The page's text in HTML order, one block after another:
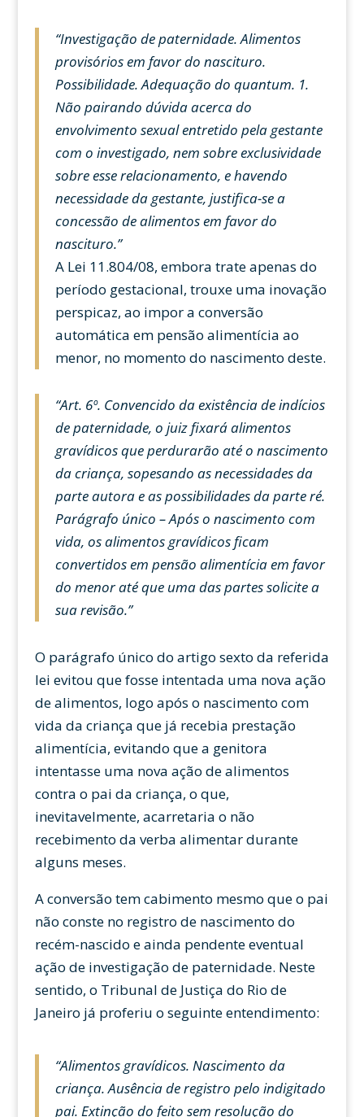
“Investigação de paternidade. Alimentos
provisórios em favor do nascituro.
Possibilidade. Adequação do quantum. 1.
Não pairando dúvida acerca do
envolvimento sexual entretido pela gestante
com o investigado, nem sobre exclusividade
sobre esse relacionamento, e havendo
necessidade da gestante, justifica-se a
concessão de alimentos em favor do
nascituro.”
A Lei 11.804/08, embora trate apenas do
período gestacional, trouxe uma inovação
perspicaz, ao impor a conversão
automática em pensão alimentícia ao
menor, no momento do nascimento deste.
“Art. 6º. Convencido da existência de indícios
de paternidade, o juiz fixará alimentos
gravídicos que perdurarão até o nascimento
da criança, sopesando as necessidades da
parte autora e as possibilidades da parte ré.
Parágrafo único – Após o nascimento com
vida, os alimentos gravídicos ficam
convertidos em pensão alimentícia em favor
do menor até que uma das partes solicite a
sua revisão.”
O parágrafo único do artigo sexto da referida
lei evitou que fosse intentada uma nova ação
de alimentos, logo após o nascimento com
vida da criança que já recebia prestação
alimentícia, evitando que a genitora
intentasse uma nova ação de alimentos
contra o pai da criança, o que,
inevitavelmente, acarretaria o não
recebimento da verba alimentar durante
alguns meses.
A conversão tem cabimento mesmo que o pai
não conste no registro de nascimento do
recém-nascido e ainda pendente eventual
ação de investigação de paternidade. Neste
sentido, o Tribunal de Justiça do Rio de
Janeiro já proferiu o seguinte entendimento:
“Alimentos gravídicos. Nascimento da
criança. Ausência de registro pelo indigitado
pai. Extinção do feito sem resolução do